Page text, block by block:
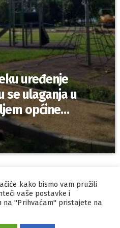
uređenje
se ulaganja u
općine
kako bismo vam pružili
vaše postavke i
na "Prihvaćam" pristajete na